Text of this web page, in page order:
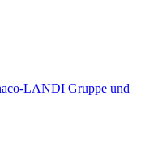
LANDI Gruppe und